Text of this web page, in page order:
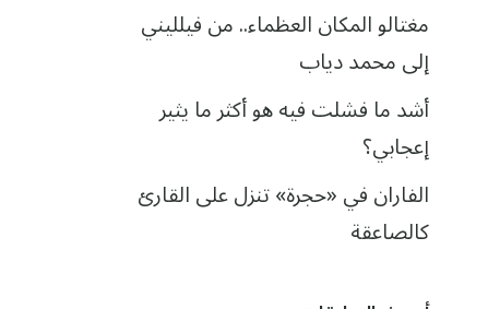
مغتالو المكان العظماء.. من فيلليني
إلى محمد دياب
أشد ما فشلت فيه هو أكثر ما يثير
إعجابي؟
الفاران في «حجرة» تنزل على القارئ
كالصاعقة